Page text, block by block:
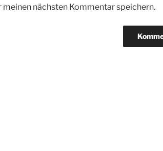
nächsten Kommentar speichern.